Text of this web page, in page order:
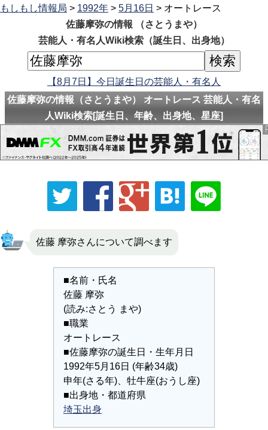
もしもし情報局 > 1992年 > 5月16日 > オートレース
佐藤摩弥の情報 （さとうまや）
芸能人・有名人Wiki検索（誕生日、出身地）
【8月7日】今日誕生日の芸能人・有名人
佐藤摩弥の情報（さとうまや） オートレース 芸能人・有名
人Wiki検索[誕生日、年齢、出身地、星座]
佐藤 摩弥さんについて調べます
■名前・氏名
佐藤 摩弥
(読み:さとう まや)
■職業
オートレース
■佐藤摩弥の誕生日・生年月日
1992年5月16日 (年齢34歳)
申年(さる年)、牡牛座(おうし座)
■出身地・都道府県
埼玉出身